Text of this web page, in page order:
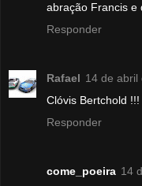
abração Francis e
Responder
Rafael 14 de abril
Clóvis Bertchold !!!
Responder
come_poeira 14